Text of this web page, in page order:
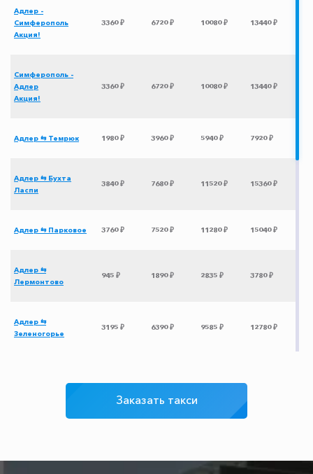
Адлер -
Симферополь
Акция!
3360 ₽ 6720 ₽ 10080 ₽ 13440 ₽
Симферополь -
Адлер
Акция!
3360 ₽ 6720 ₽ 10080 ₽ 13440 ₽
Адлер ⇆ Темрюк 1980 ₽ 3960 ₽ 5940 ₽ 7920 ₽
Адлер ⇆ Бухта
Ласпи
3840 ₽ 7680 ₽ 11520 ₽ 15360 ₽
Адлер ⇆ Парковое 3760 ₽ 7520 ₽ 11280 ₽ 15040 ₽
Адлер ⇆
Лермонтово
945 ₽ 1890 ₽ 2835 ₽ 3780 ₽
Адлер ⇆
Зеленогорье
3195 ₽ 6390 ₽ 9585 ₽ 12780 ₽
Красногвардейское
Заказать такси